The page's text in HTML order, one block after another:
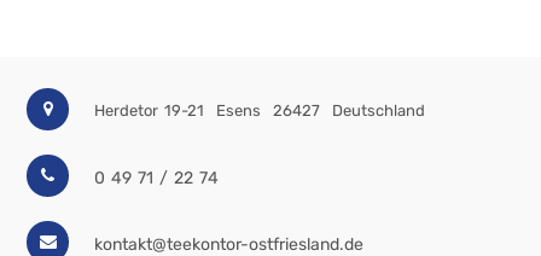
Herdetor 19-21 Esens 26427 Deutschland
0 49 71 / 22 74
kontakt@teekontor-ostfriesland.de